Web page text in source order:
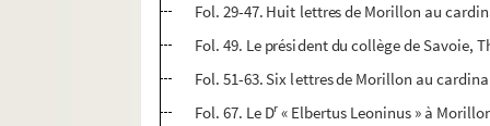
Fol. 29-47. Huit lettres de Morillon au
Fol. 49. Le président du collège de Savoie,
Fol. 51-63. Six lettres de Morillon au
Fol. 67. Le Dr « Elbertus Leoninus » à